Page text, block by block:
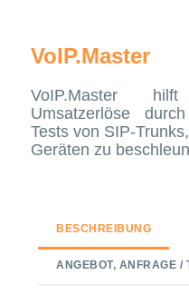
VoIP.Master
VoIP.Master
Umsatzerlöse
Tests von SIP-
Geräten zu
BESCHREIBUNG
ANGEBOT, ANFRAGE /